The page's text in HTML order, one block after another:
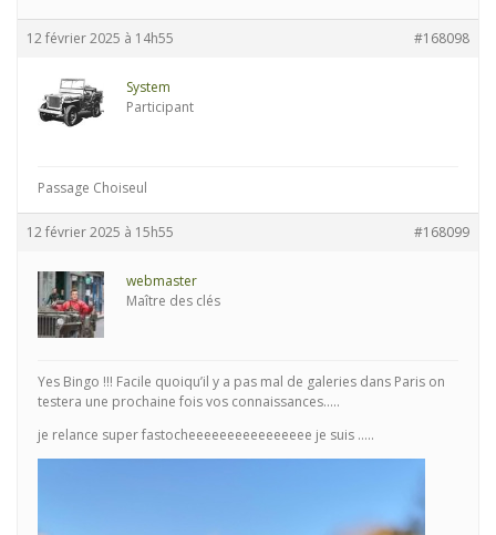
12 février 2025 à 14h55 #168098
System
Participant
Passage Choiseul
12 février 2025 à 15h55 #168099
webmaster
Maître des clés
Yes Bingo !!! Facile quoiqu’il y a pas mal de galeries dans Paris on
testera une prochaine fois vos connaissances…..
je relance super fastocheeeeeeeeeeeeeeee je suis …..